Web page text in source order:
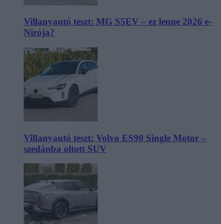
Villanyautó teszt: MG S5EV – ez lenne 2026 e-
Nirója?
Villanyautó teszt: Volvo ES90 Single Motor –
szedánba oltott SUV